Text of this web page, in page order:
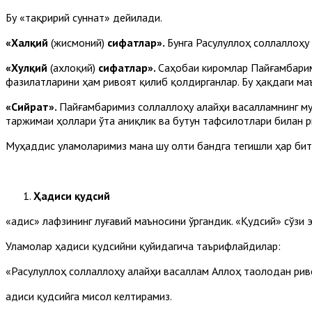
Бу «тақририй суннат» дейилади.
«Халқий (жисмоний) сифатлар». Бунга Расулуллоҳ
«Хулқий (ахлоқий) сифатлар». Саҳобаи киромлар
фазилатларини ҳам ривоят қилиб қолдирганлар. Бу ҳақдаги
«Сийрат». Пайғамбаримиз соллаллоҳу алайҳи васалламнинг
таржимаи ҳоллари ўта аниқлик ва бутун тафсилотлари билан
Муҳаддис уламоларимиз мана шу олти бандга тегишли ҳар
Ҳадиси қудсий
«Ҳадис» лафзининг луғавий маъносини ўргандик. «Қудсий»
Уламолар ҳадиси қудсийни қуйидагича таърифлайдилар:
«Расулуллоҳ соллаллоҳу алайҳи васаллам Аллоҳ таолодан
Ҳадиси қудсийга мисол келтирамиз.